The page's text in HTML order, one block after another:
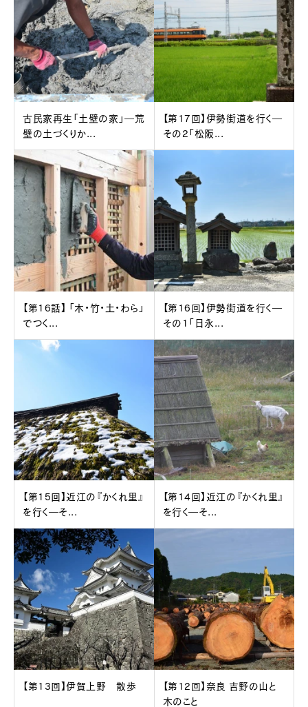
古民家再生「土壁の家」―荒
壁の土づくりか...
【第17回】伊勢街道を行く―
その2「松阪...
【第16話】 「木・竹・土・わら」
でつく...
【第16回】伊勢街道を行く―
その1「日永...
【第15回】近江の『かくれ里』
を行く―そ...
【第14回】近江の『かくれ里』
を行く―そ...
【第13回】伊賀上野 散歩
【第12回】奈良 吉野の山と
木のこと